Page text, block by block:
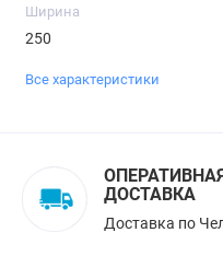
Ширина
250
Все характеристики
ДОСТАВКА
Доставка по